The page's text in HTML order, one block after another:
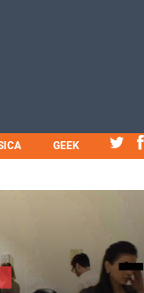
GEEK